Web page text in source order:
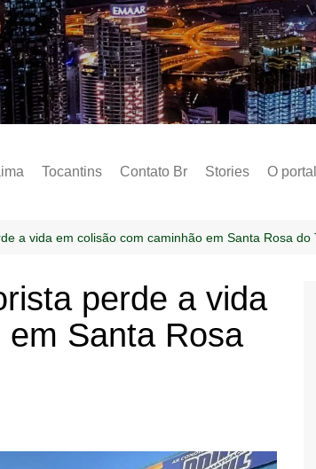
Notícias –
Tocantins Contato Br Stories O portal
Sobre
a vida em colisão com caminhão em Santa Rosa do
perde a vida
Santa Rosa